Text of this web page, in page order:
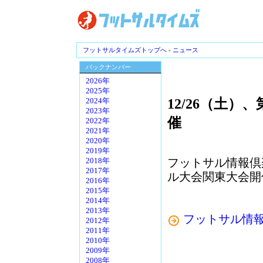
フットサルタイムズトップへ - ニュース
バックナンバー
2026年
2025年
2024年
2023年
2022年
2021年
2020年
2019年
2018年
2017年
2016年
2015年
2014年
2013年
2012年
2011年
2010年
2009年
2008年
12/26（土）
催
フットサル情報
ル大会関東大会
フットサル情